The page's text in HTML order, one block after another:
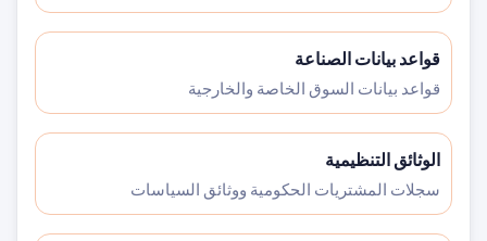
قواعد بيانات الصناعة
قواعد بيانات السوق الخاصة والخارجية
الوثائق التنظيمية
سجلات المشتريات الحكومية ووثائق السياسات